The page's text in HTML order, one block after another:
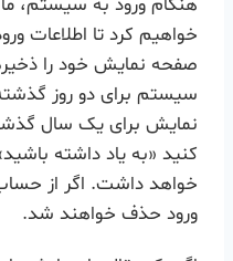
خواهیم کرد تا اطلاعات
صفحه نمایش خود را
سیستم برای دو روز
نمایش برای یک سال
کنید «به یاد داشته
خواهد داشت. اگر از
ورود حذف خواهند شد.